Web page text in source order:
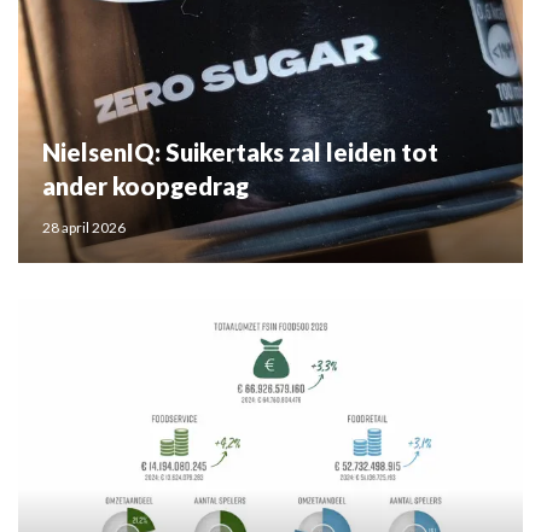
NielsenIQ: Suikertaks zal leiden tot
ander koopgedrag
28 april 2026